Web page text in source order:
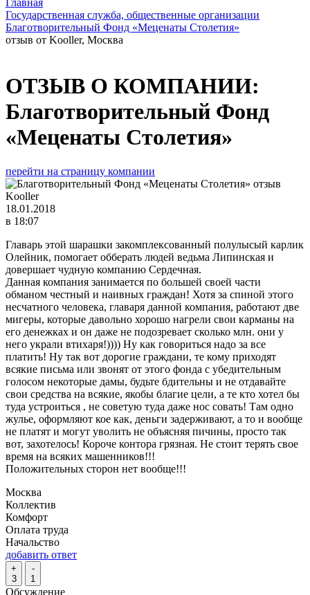
Главная
Государственная служба, общественные организации
Благотворительный Фонд «Меценаты Столетия»
отзыв от Kooller, Москва
ОТЗЫВ О КОМПАНИИ:
Благотворительный Фонд
«Меценаты Столетия»
перейти на страницу компании
Kooller
18.01.2018
в 18:07
Главарь этой шарашки закомплексованный полулысый карлик
Олейник, помогает обберать людей ведьма Липинская и
довершает чудную компанию Сердечная.
Данная компания занимается по большей своей части
обманом честный и наивных граждан! Хотя за спиной этого
несчатного человека, главаря данной компания, работают две
мигеры, которые давольно хорошо нагрели свои карманы на
его денежках и он даже не подозревает сколько млн. они у
него украли втихаря!)))) Ну как говориться надо за все
платить! Ну так вот дорогие граждани, те кому приходят
всякие письма или звонят от этого фонда с убедительным
голосом некоторые дамы, будьте бдительны и не отдавайте
свои средства на всякие, якобы благие цели, а те кто хотел бы
туда устроиться , не советую туда даже нос совать! Там одно
жулье, оформляют кое как, деньги задерживают, а то и вообще
не платят и могут уволить не объясняя пичины, просто так
вот, захотелось! Короче контора грязная. Не стоит терять свое
время на всяких машенников!!!
Положительных сторон нет вообще!!!
Москва
Коллектив
Комфорт
Оплата труда
Начальство
добавить ответ
+
3
-
1
Обсуждение